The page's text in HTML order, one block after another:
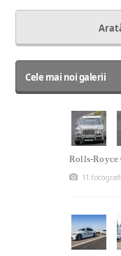
Cele mai noi galerii
Rolls-
11